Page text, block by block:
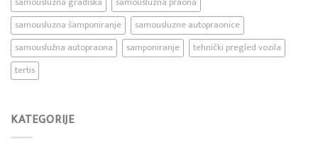
samousluzna šamponiranje
samousluzne autopraonice
samouslužna autopraona
samponiranje
tehnički pregled vozila
tertis
KATEGORIJE